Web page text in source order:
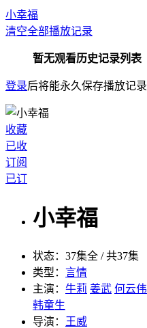
小幸福
清空全部播放记录
暂无观看历史记录列表
登录后将能永久保存播放记录
收藏
已收
订阅
已订
小幸福
状态： 37集全 / 共37集
类型： 言情
主演： 牛莉 姜武 何云伟
韩童生
导演：
王威